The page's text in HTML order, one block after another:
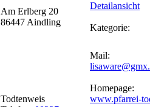
Am Erlberg 20
86447 Aindling
Detailansicht
Kategorie:
Todtenweis
Mail:
Homepage:
www.pfarrei-